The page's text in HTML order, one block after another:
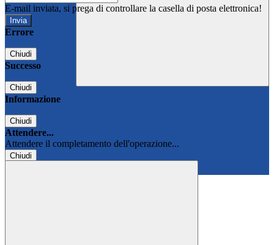
E-mail inviata, si prega di controllare la casella di posta elettronica!
Errore
Chiudi
Successo
Chiudi
Informazione
Chiudi
Attendere...
Attendere il completamento dell'operazione...
Chiudi